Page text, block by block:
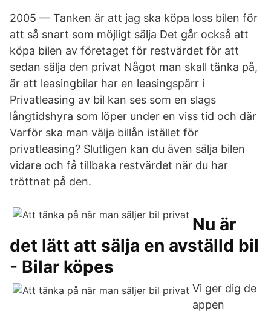
2005 — Tanken är att jag ska köpa loss bilen för
att så snart som möjligt sälja Det går också att
köpa bilen av företaget för restvärdet för att
sedan sälja den privat Något man skall tänka på,
är att leasingbilar har en leasingspärr i
Privatleasing av bil kan ses som en slags
långtidshyra som löper under en viss tid och där
Varför ska man välja billån istället för
privatleasing? Slutligen kan du även sälja bilen
vidare och få tillbaka restvärdet när du har
tröttnat på den.
Nu är
det lätt att sälja en avställd bil
- Bilar köpes
Vi ger dig de
appen